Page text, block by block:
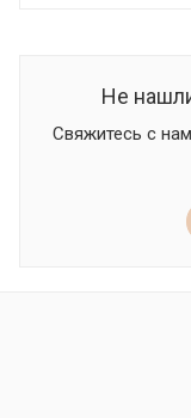
Не
Свяжитесь с